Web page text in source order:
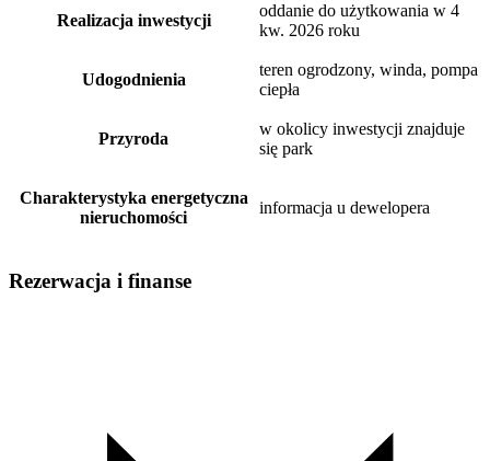
Realizacja inwestycji
oddanie do użytkowania w 4
kw. 2026 roku
Udogodnienia
teren ogrodzony, winda, pompa
ciepła
Przyroda
w okolicy inwestycji znajduje
się park
Charakterystyka energetyczna
nieruchomości
informacja u dewelopera
Rezerwacja i finanse